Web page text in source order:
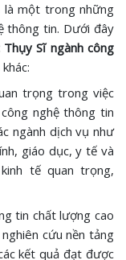
là một trong những
thông tin. Dưới đây
Sĩ ngành công
trọng trong việc
nghệ thông tin
ngành dịch vụ như
giáo dục, y tế và
tế quan trọng,
tin chất lượng cao
cứu nền tảng
kết quả đạt được